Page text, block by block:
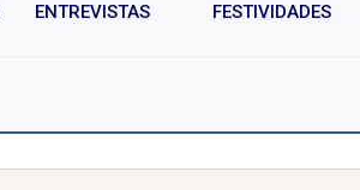
ENTREVISTAS FESTIVIDADES